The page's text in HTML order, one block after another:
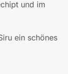
und im
ein schönes